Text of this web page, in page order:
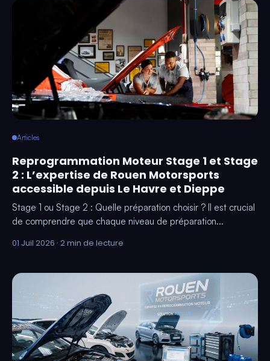
Articles
Reprogrammation Moteur Stage 1 et Stage
2 : L’expertise de Rouen Motorsports
accessible depuis Le Havre et Dieppe
Stage 1 ou Stage 2 : Quelle préparation choisir ? Il est crucial
de comprendre que chaque niveau de préparation...
01 Juil 2026 · 2 min de lecture